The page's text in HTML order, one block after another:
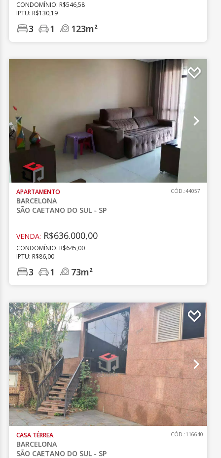
CONDOMÍNIO: R$546,58
IPTU: R$130,19
3 1 123m²
APARTAMENTO
BARCELONA
SÃO CAETANO DO SUL - SP
CÓD.:44057
VENDA: R$636.000,00
CONDOMÍNIO: R$645,00
IPTU: R$86,00
3 1 73m²
CASA TÉRREA
BARCELONA
SÃO CAETANO DO SUL - SP
CÓD.:116640